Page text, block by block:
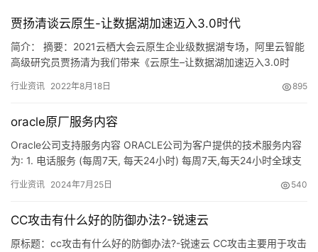
贾扬清谈云原生-让数据湖加速迈入3.0时代
​简介： 摘要：2021云栖大会云原生企业级数据湖专场，阿里云智能
高级研究员贾扬清为我们带来《云原生–让数据湖加速迈入3.0时
行业资讯 2022年8月18日 895
oracle原厂服务内容
Oracle公司支持服务内容 ORACLE公司为客户提供的技术服务内容
为: 1. 电话服务 (每周7天, 每天24小时) 每周7天,每天24小时全球支
行业资讯 2024年7月25日 540
CC攻击有什么好的防御办法?-锐速云
原标题：cc攻击有什么好的防御办法?-锐速云 CC攻击主要用于攻击